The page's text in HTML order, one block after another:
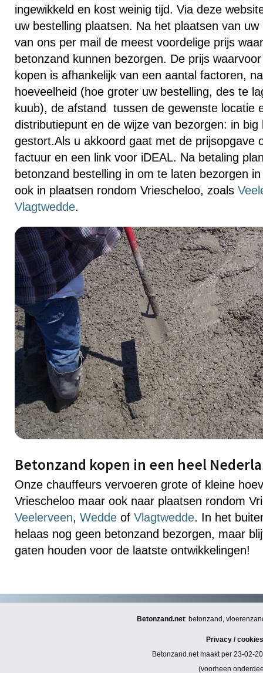
ingewikkeld en kost weinig tijd. Via deze
uw bestelling plaatsen. Na het plaatsen van
van ons per mail de meest voordelige prijs
betonzand kunnen bezorgen. De prijs
kopen is afhankelijk van een aantal factoren,
hoeveelheid (hoe groter uw bestelling, des te
kuub), de afstand tussen de gewenste locatie
distributiepunt en de wijze van bezorgen: in big
gestort.Als u akkoord gaat met de prijsopgave
factuur en een link voor iDEAL. Na betaling
betonzand bestelling in om te laten bezorgen
ook in plaatsen rondom Vriescheloo, zoals
Vlagtwedde.
Betonzand kopen in een heel
Onze chauffeurs vervoeren grote of kleine
Vriescheloo maar ook naar plaatsen rondom
Veelerveen, Wedde of Vlagtwedde. In het
helaas nog geen betonzand bezorgen, maar
gaten houden voor de laatste ontwikkelingen!
Betonzand.net: betonzand,
Privacy / cookies
Betonzand.net maakt per 23-02-
(voorheen